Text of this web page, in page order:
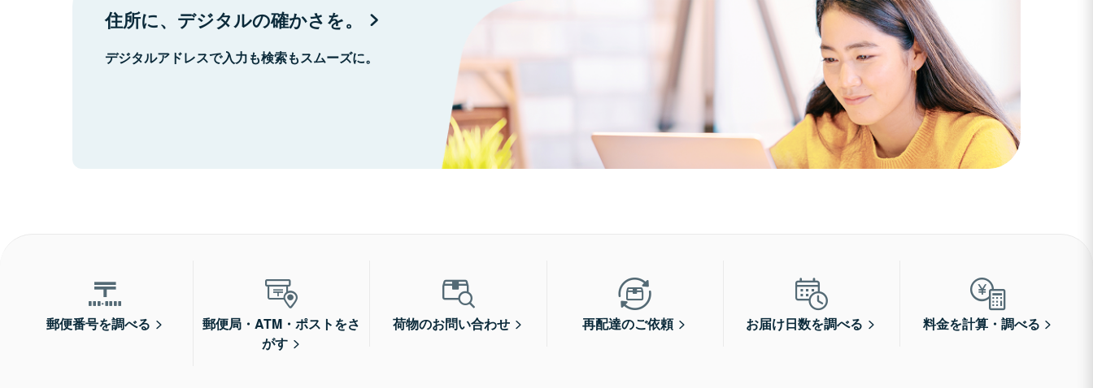
住所に、デジタルの確かさを。
デジタルアドレスで入力も検索もスムーズに。
郵便番号を調べる
郵便局・ATM・ポストをさ
がす
荷物のお問い合わせ 再配達のご依頼 お届け日数を調べる 料金を計算・調べる